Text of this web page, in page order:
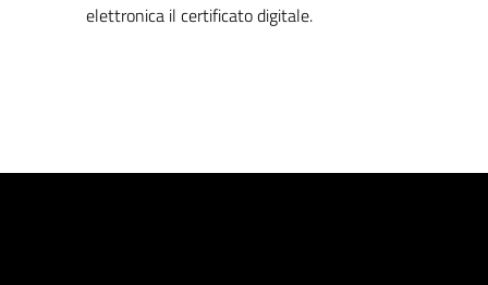
elettronica il certificato digitale.